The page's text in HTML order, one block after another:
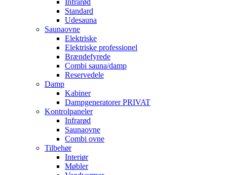
Infrarød
Standard
Udesauna
Saunaovne
Elektriske
Elektriske professionel
Brændefyrede
Combi sauna/damp
Reservedele
Damp
Kabiner
Dampgeneratorer PRIVAT
Kontrolpaneler
Infrarød
Saunaovne
Combi ovne
Tilbehør
Interiør
Møbler